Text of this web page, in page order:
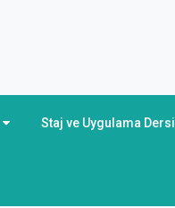
Staj ve Uygulama Dersi